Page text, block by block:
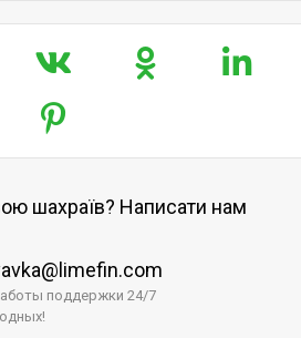
шахраїв? Написати нам
поддержки 24/7